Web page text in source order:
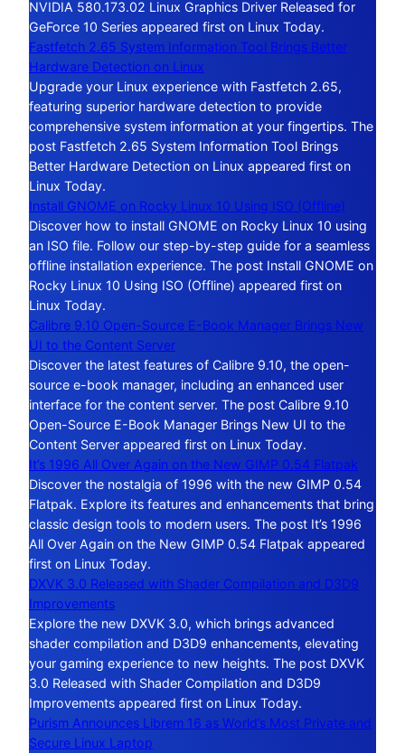
NVIDIA 580.173.02 Linux Graphics Driver Released for
GeForce 10 Series appeared first on Linux Today.
Fastfetch 2.65 System Information Tool Brings Better
Hardware Detection on Linux
Upgrade your Linux experience with Fastfetch 2.65,
featuring superior hardware detection to provide
comprehensive system information at your fingertips. The
post Fastfetch 2.65 System Information Tool Brings
Better Hardware Detection on Linux appeared first on
Linux Today.
Install GNOME on Rocky Linux 10 Using ISO (Offline)
Discover how to install GNOME on Rocky Linux 10 using
an ISO file. Follow our step-by-step guide for a seamless
offline installation experience. The post Install GNOME on
Rocky Linux 10 Using ISO (Offline) appeared first on
Linux Today.
Calibre 9.10 Open-Source E-Book Manager Brings New
UI to the Content Server
Discover the latest features of Calibre 9.10, the open-
source e-book manager, including an enhanced user
interface for the content server. The post Calibre 9.10
Open-Source E-Book Manager Brings New UI to the
Content Server appeared first on Linux Today.
It’s 1996 All Over Again on the New GIMP 0.54 Flatpak
Discover the nostalgia of 1996 with the new GIMP 0.54
Flatpak. Explore its features and enhancements that bring
classic design tools to modern users. The post It’s 1996
All Over Again on the New GIMP 0.54 Flatpak appeared
first on Linux Today.
DXVK 3.0 Released with Shader Compilation and D3D9
Improvements
Explore the new DXVK 3.0, which brings advanced
shader compilation and D3D9 enhancements, elevating
your gaming experience to new heights. The post DXVK
3.0 Released with Shader Compilation and D3D9
Improvements appeared first on Linux Today.
Purism Announces Librem 16 as World’s Most Private and
Secure Linux Laptop